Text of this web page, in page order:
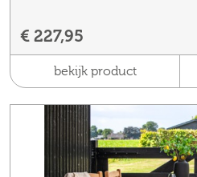
€ 227,95
bekijk product